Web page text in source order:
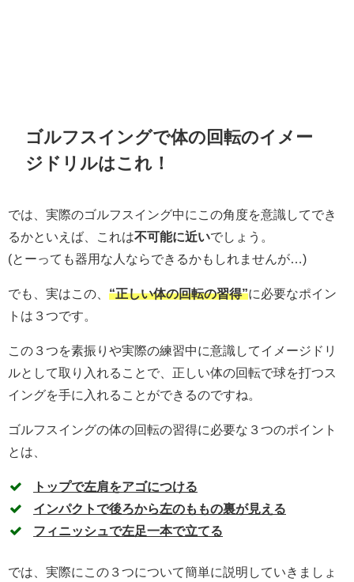
ゴルフスイングで体の回転のイメー
ジドリルはこれ！
では、実際のゴルフスイング中にこの角度を意識してでき
るかといえば、これは不可能に近いでしょう。
(とーっても器用な人ならできるかもしれませんが…)
でも、実はこの、 “正しい体の回転の習得”に必要なポイン
トは３つです。
この３つを素振りや実際の練習中に意識してイメージドリ
ルとして取り入れることで、正しい体の回転で球を打つス
イングを手に入れることができるのですね。
ゴルフスイングの体の回転の習得に必要な３つのポイント
とは、
トップで左肩をアゴにつける
インパクトで後ろから左のももの裏が見える
フィニッシュで左足一本で立てる
では、実際にこの３つについて簡単に説明していきましょ